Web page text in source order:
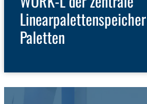
Paletten